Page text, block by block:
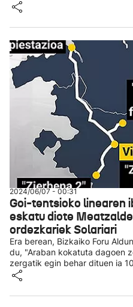
2024/06/07 - 00:31
Goi-tentsioko linearen
eskatu diote
ordezkariek Solariari
Era berean, Bizkaiko Foru
du, "Araban kokatuta dagoen
zergatik egin behar dituen ia